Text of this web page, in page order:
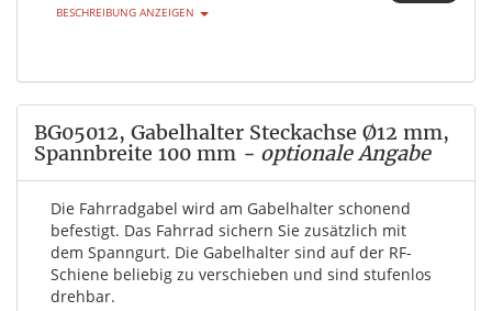
BESCHREIBUNG ANZEIGEN
BG05012, Gabelhalter Steckachse Ø12 mm,
Spannbreite 100 mm - optionale Angabe
Die Fahrradgabel wird am Gabelhalter schonend
befestigt. Das Fahrrad sichern Sie zusätzlich mit
dem Spanngurt. Die Gabelhalter sind auf der RF-
Schiene beliebig zu verschieben und sind stufenlos
drehbar.